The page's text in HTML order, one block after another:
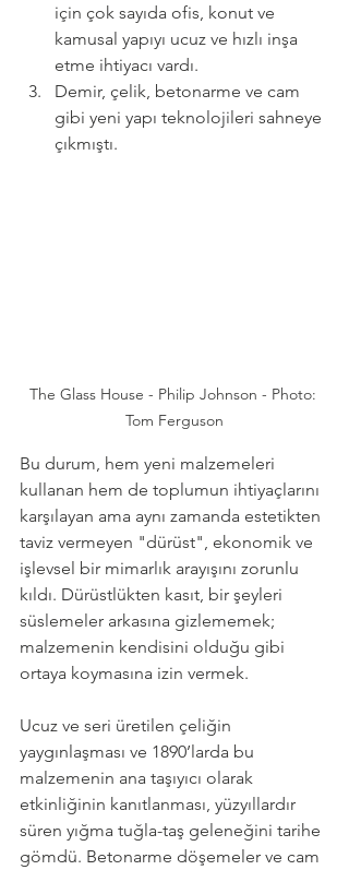
için çok sayıda ofis, konut ve
kamusal yapıyı ucuz ve hızlı inşa
etme ihtiyacı vardı.
Demir, çelik, betonarme ve cam
gibi yeni yapı teknolojileri sahneye
çıkmıştı.
The Glass House - Philip Johnson - Photo:
Tom Ferguson
Bu durum, hem yeni malzemeleri
kullanan hem de toplumun ihtiyaçlarını
karşılayan ama aynı zamanda estetikten
taviz vermeyen "dürüst", ekonomik ve
işlevsel bir mimarlık arayışını zorunlu
kıldı. Dürüstlükten kasıt, bir şeyleri
süslemeler arkasına gizlememek;
malzemenin kendisini olduğu gibi
ortaya koymasına izin vermek.
Ucuz ve seri üretilen çeliğin
yaygınlaşması ve 1890’larda bu
malzemenin ana taşıyıcı olarak
etkinliğinin kanıtlanması, yüzyıllardır
süren yığma tuğla-taş geleneğini tarihe
gömdü. Betonarme döşemeler ve cam